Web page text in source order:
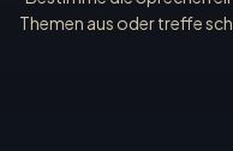
Themen aus oder treffe